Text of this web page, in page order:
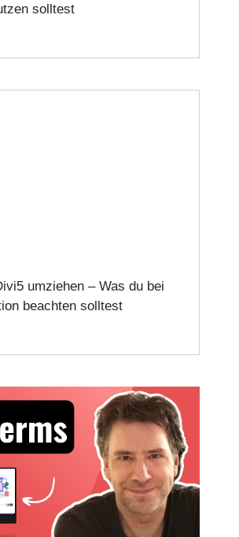
solltest
umziehen – Was du bei
beachten solltest